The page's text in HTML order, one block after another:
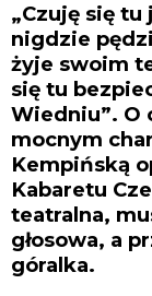
„Czuję się
nigdzie
żyje swoim
się tu
Wiedniu”. O
mocnym
Kempińską
Kabaretu
teatralna,
głosowa, a
góralka.